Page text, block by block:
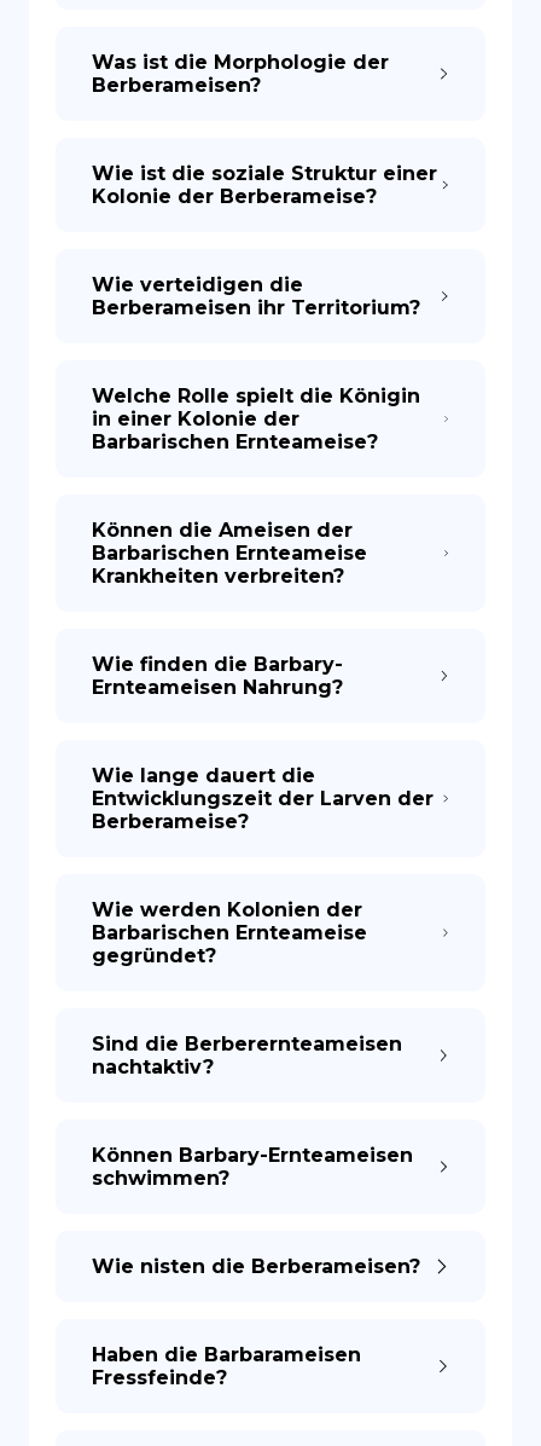
Was ist die Morphologie der
Berberameisen?
Wie ist die soziale Struktur einer
Kolonie der Berberameise?
Wie verteidigen die
Berberameisen ihr Territorium?
Welche Rolle spielt die Königin
in einer Kolonie der
Barbarischen Ernteameise?
Können die Ameisen der
Barbarischen Ernteameise
Krankheiten verbreiten?
Wie finden die Barbary-
Ernteameisen Nahrung?
Wie lange dauert die
Entwicklungszeit der Larven der
Berberameise?
Wie werden Kolonien der
Barbarischen Ernteameise
gegründet?
Sind die Berberernteameisen
nachtaktiv?
Können Barbary-Ernteameisen
schwimmen?
Wie nisten die Berberameisen?
Haben die Barbarameisen
Fressfeinde?